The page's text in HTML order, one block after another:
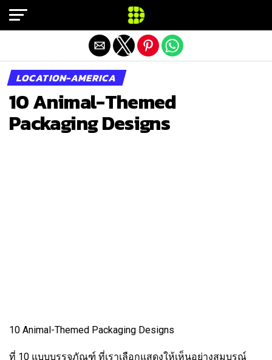
LOCATION-AMERICA
10 Animal-Themed
Packaging Designs
10 Animal-Themed Packaging Designs
ที่ 10 แบบบรรจุภัณฑ์ ที่เราเลือกแสดงให้เห็นอย่างสมบูรณ์
Exit mobile version